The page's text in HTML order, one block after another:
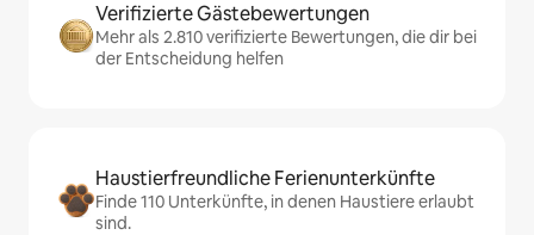
Verifizierte Gästebewertungen
Mehr als 2.810 verifizierte Bewertungen, die dir bei
der Entscheidung helfen
Haustierfreundliche Ferienunterkünfte
Finde 110 Unterkünfte, in denen Haustiere erlaubt
sind.